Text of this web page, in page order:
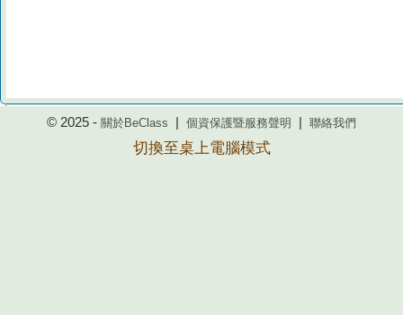
© 2025 - 關於BeClass 個資保護暨服務聲明 聯絡我們
切換至桌上電腦模式